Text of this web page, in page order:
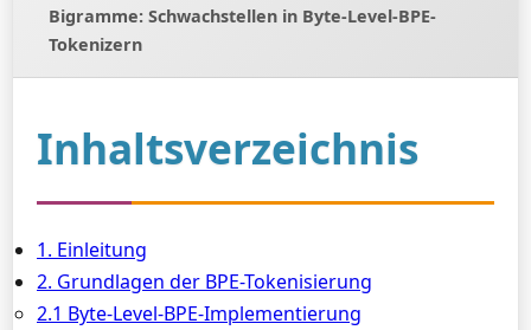
Bigramme: Schwachstellen in Byte-Level-BPE-
Tokenizern
Inhaltsverzeichnis
1. Einleitung
2. Grundlagen der BPE-Tokenisierung
2.1 Byte-Level-BPE-Implementierung